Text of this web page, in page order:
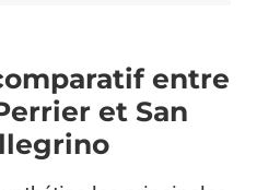
entre
et San